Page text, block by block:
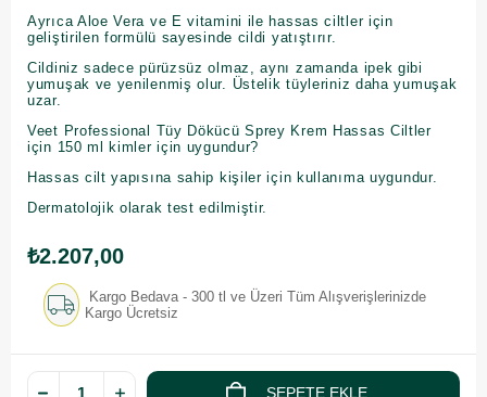
Ayrıca Aloe Vera ve E vitamini ile hassas ciltler için
geliştirilen formülü sayesinde cildi yatıştırır.
Cildiniz sadece pürüzsüz olmaz, aynı zamanda ipek gibi
yumuşak ve yenilenmiş olur. Üstelik tüyleriniz daha yumuşak
uzar.
Veet Professional Tüy Dökücü Sprey Krem Hassas Ciltler
için 150 ml kimler için uygundur?
Hassas cilt yapısına sahip kişiler için kullanıma uygundur.
Dermatolojik olarak test edilmiştir.
₺2.207,00
Kargo Bedava - 300 tl ve Üzeri Tüm Alışverişlerinizde
Kargo Ücretsiz